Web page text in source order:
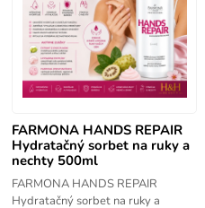
FARMONA HANDS REPAIR
Hydratačný sorbet na ruky a
nechty 500ml
FARMONA HANDS REPAIR
Hydratačný sorbet na ruky a